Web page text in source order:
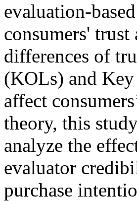
evaluation-
consumers' trust
differences of
(KOLs) and
affect
theory, this
analyze the
evaluator
purchase